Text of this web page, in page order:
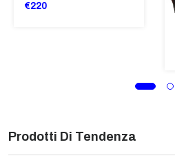
€220
Prodotti Di Tendenza